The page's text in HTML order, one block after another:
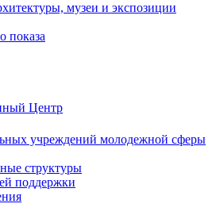
музеи и экспозиции
показа
Центр
учреждений молодежной сферы
структуры
поддержки